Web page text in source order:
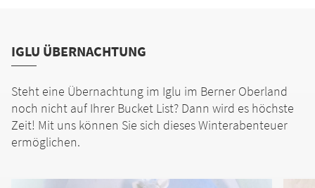
IGLU ÜBERNACHTUNG
Steht eine Übernachtung im Iglu im Berner Oberland
noch nicht auf Ihrer Bucket List? Dann wird es höchste
Zeit! Mit uns können Sie sich dieses Winterabenteuer
ermöglichen.